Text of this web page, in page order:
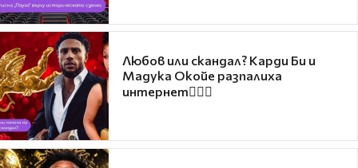
Любов или скандал? Карди Би и
Мадука Окойе разпалиха
интернет❤️‍🔥🔥